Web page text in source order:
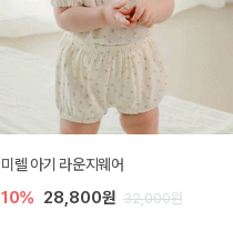
미렐 아기 라운지웨어
10% 28,800원 32,000원